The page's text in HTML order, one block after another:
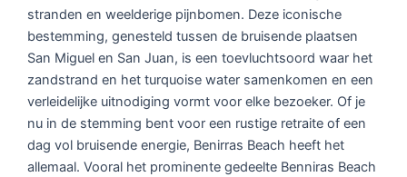
stranden en weelderige pijnbomen. Deze iconische
bestemming, genesteld tussen de bruisende plaatsen
San Miguel en San Juan, is een toevluchtsoord waar het
zandstrand en het turquoise water samenkomen en een
verleidelijke uitnodiging vormt voor elke bezoeker. Of je
nu in de stemming bent voor een rustige retraite of een
dag vol bruisende energie, Benirras Beach heeft het
allemaal. Vooral het prominente gedeelte Benniras Beach